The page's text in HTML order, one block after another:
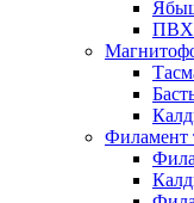
ПВХ
Филамент